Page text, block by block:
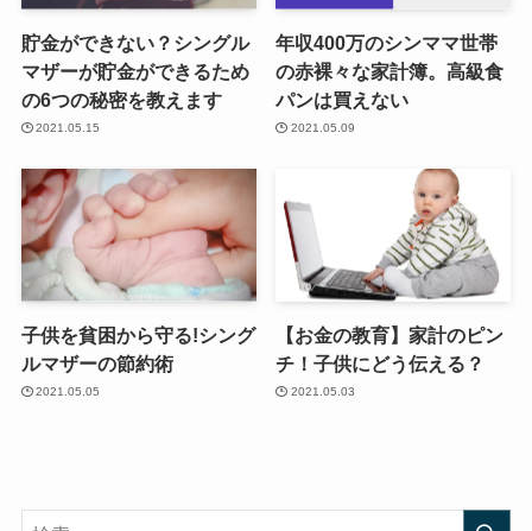
貯金ができない？シングル
マザーが貯金ができるため
の6つの秘密を教えます
2021.05.15
年収400万のシンママ世帯
の赤裸々な家計簿。高級食
パンは買えない
2021.05.09
子供を貧困から守る!シング
ルマザーの節約術
2021.05.05
【お金の教育】家計のピン
チ！子供にどう伝える？
2021.05.03